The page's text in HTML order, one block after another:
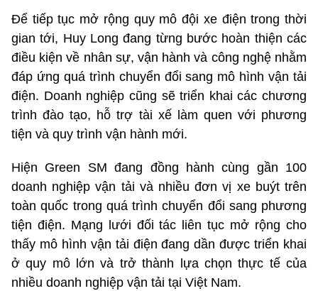
Để tiếp tục mở rộng quy mô đội xe điện trong thời
gian tới, Huy Long đang từng bước hoàn thiện các
điều kiện về nhân sự, vận hành và công nghệ nhằm
đáp ứng quá trình chuyển đổi sang mô hình vận tải
điện. Doanh nghiệp cũng sẽ triển khai các chương
trình đào tạo, hỗ trợ tài xế làm quen với phương
tiện và quy trình vận hành mới.
Hiện Green SM đang đồng hành cùng gần 100
doanh nghiệp vận tải và nhiều đơn vị xe buýt trên
toàn quốc trong quá trình chuyển đổi sang phương
tiện điện. Mạng lưới đối tác liên tục mở rộng cho
thấy mô hình vận tải điện đang dần được triển khai
ở quy mô lớn và trở thành lựa chọn thực tế của
nhiều doanh nghiệp vận tải tại Việt Nam.